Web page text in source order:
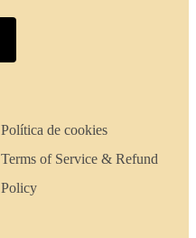
Política de cookies
Terms of Service & Refund
Policy